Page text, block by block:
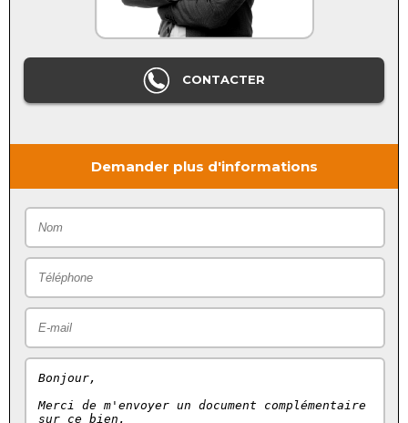
CONTACTER
Demander plus d'informations